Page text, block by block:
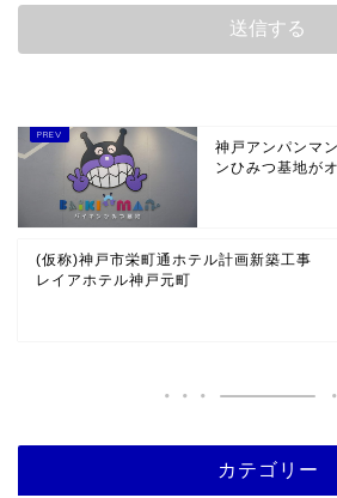
神戸アンパンマ
ンひみつ基地が
(仮称)神戸市栄町通ホテル計画新築工事
レイアホテル神戸元町
カテゴリー